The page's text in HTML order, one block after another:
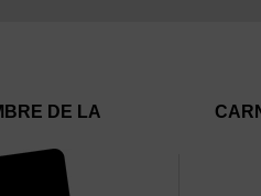
DE LA